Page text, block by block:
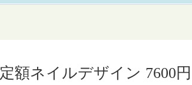
定額ネイルデザイン 7600